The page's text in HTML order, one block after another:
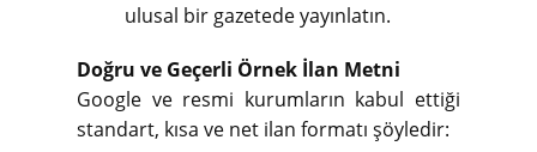
ulusal bir gazetede yayınlatın.
Doğru ve Geçerli Örnek İlan Metni
Google ve resmi kurumların kabul ettiği
standart, kısa ve net ilan formatı şöyledir: